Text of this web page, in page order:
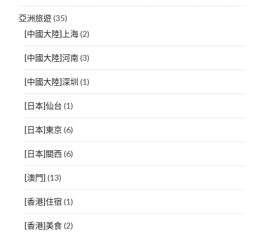
亞洲旅遊(35)
[中國大陸]上海(2)
[中國大陸]河南(3)
[中國大陸]深圳 (1)
[日本]仙台 (1)
[日本]東京(6)
[日本]關西(6)
[澳門] (13)
[香港]住宿 (1)
[香港]美食(2)